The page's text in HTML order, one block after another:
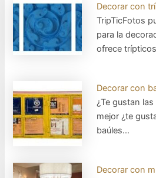
Decorar con
TripTicFotos
para la
ofrece
Decorar con
¿Te gustan
mejor ¿te
baúles…
Decorar con